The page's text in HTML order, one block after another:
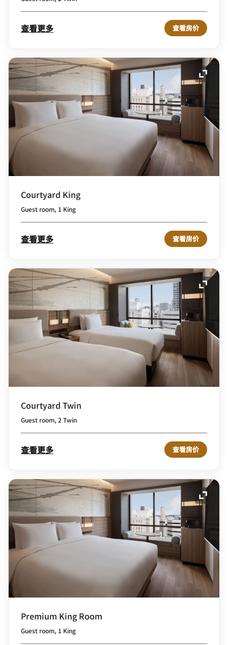
查看更多 查看房价
展开
Courtyard King
Guest room, 1 King
查看更多 查看房价
展开
Courtyard Twin
Guest room, 2 Twin
查看更多 查看房价
展开
Premium King Room
Guest room, 1 King